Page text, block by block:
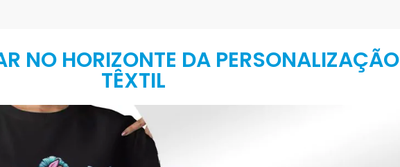
NO HORIZONTE DA PERSONALIZAÇÃO
TÊXTIL